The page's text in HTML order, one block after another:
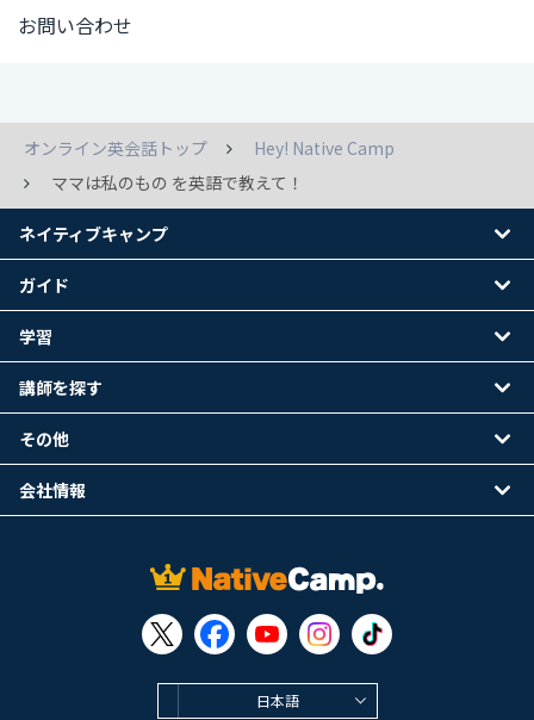
お問い合わせ
オンライン英会話トップ
Hey! Native Camp
ママは私のもの を英語で教えて！
日本語
ネイティブキャンプ
ガイド
学習
講師を探す
その他
会社情報